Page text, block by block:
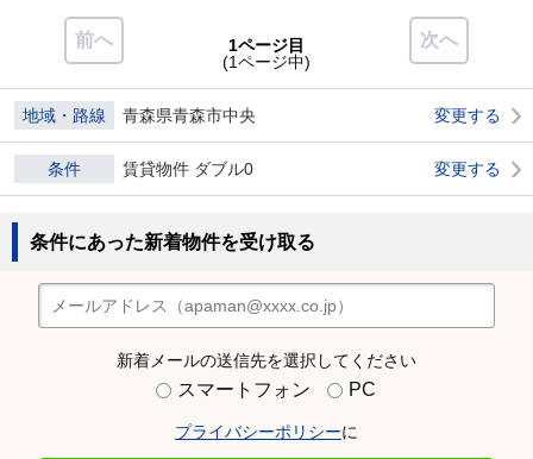
前へ 次へ
1ページ目
(1ページ中)
地域・路線 青森県青森市中央 変更する
条件 賃貸物件 ダブル0 変更する
条件にあった新着物件を受け取る
新着メールの送信先を選択してください
スマートフォン PC
プライバシーポリシーに